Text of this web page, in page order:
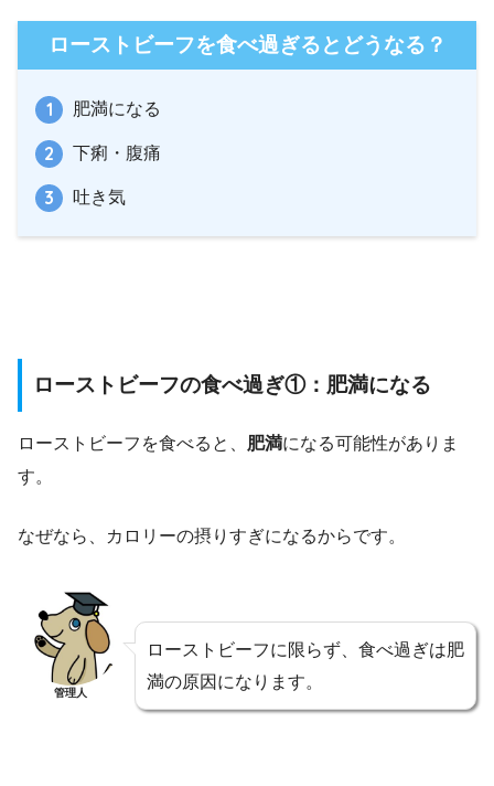
ローストビーフを食べ過ぎるとどうなる？
肥満になる
下痢・腹痛
吐き気
ローストビーフの食べ過ぎ①：肥満になる
ローストビーフを食べると、 肥満になる可能性がありま
す。
なぜなら、カロリーの摂りすぎになるからです。
管理人
ローストビーフに限らず、食べ過ぎは肥
満の原因になります。